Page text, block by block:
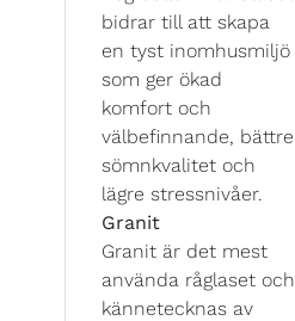
bidrar till att skapa
en tyst inomhusmiljö
som ger ökad
komfort och
välbefinnande, bättre
sömnkvalitet och
lägre stressnivåer.
Granit
Granit är det mest
använda råglaset och
kännetecknas av